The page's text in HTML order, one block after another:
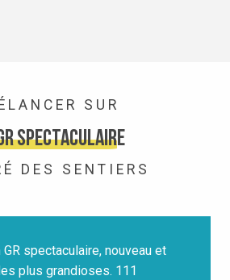
SUR
spectaculaire
DES SENTIERS
GR spectaculaire, nouveau et
plus grandioses. 111